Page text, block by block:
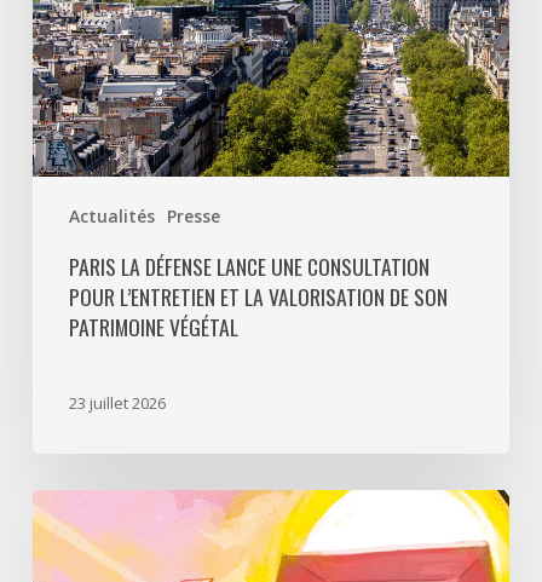
Actualités Presse
la
valorisation
de
son
patrimoine
végétal
PARIS LA DÉFENSE LANCE UNE CONSULTATION
POUR L’ENTRETIEN ET LA VALORISATION DE SON
PATRIMOINE VÉGÉTAL
23 juillet 2026
Paris
La
Défense